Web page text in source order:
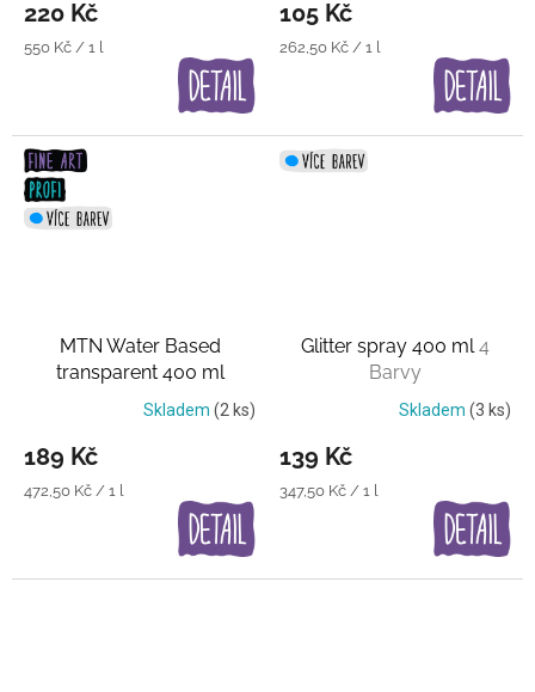
220 Kč
Měrná
550 Kč / 1 l
105 Kč
Měrná
262,50 Kč / 1 l
MTN Water Based
transparent 400 ml
Průsvitná černá a bílá
Skladem (2 ks)
189 Kč
Měrná
472,50 Kč / 1 l
Glitter spray 400 ml4
Barvy
Skladem (3 ks)
139 Kč
Měrná
347,50 Kč / 1 l